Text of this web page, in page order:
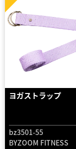
ヨガストラップ
bz3501-55
BYZOOM FITNESS